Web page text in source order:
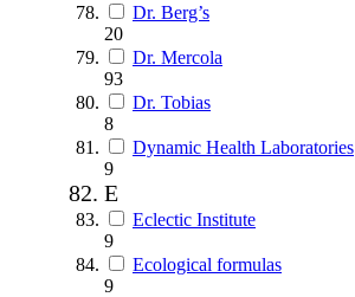
Dr. Berg’s
20
Dr. Mercola
93
Dr. Tobias
8
Dynamic Health Laboratories
9
E
Eclectic Institute
9
Ecological formulas
9